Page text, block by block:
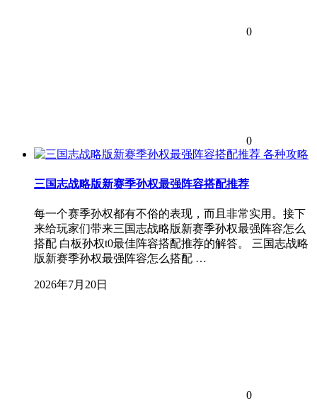
0
0
各种攻略
三国志战略版新赛季孙权最强阵容搭配推荐
每一个赛季孙权都有不俗的表现，而且非常实用。接下
来给玩家们带来三国志战略版新赛季孙权最强阵容怎么
搭配 白板孙权t0最佳阵容搭配推荐的解答。 三国志战略
版新赛季孙权最强阵容怎么搭配 …
2026年7月20日
0